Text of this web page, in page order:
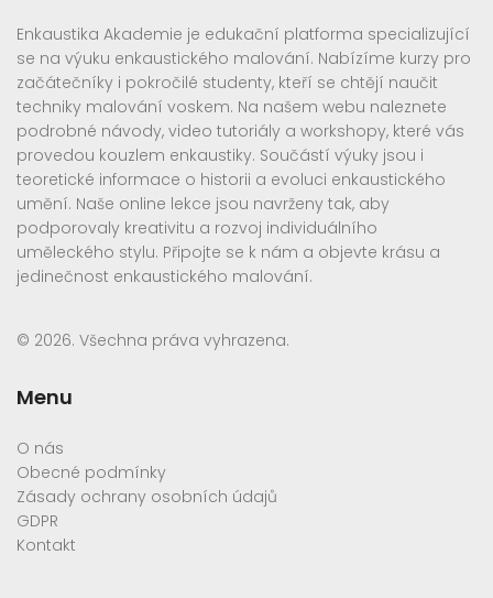
Enkaustika Akademie je edukační platforma specializující
se na výuku enkaustického malování. Nabízíme kurzy pro
začátečníky i pokročilé studenty, kteří se chtějí naučit
techniky malování voskem. Na našem webu naleznete
podrobné návody, video tutoriály a workshopy, které vás
provedou kouzlem enkaustiky. Součástí výuky jsou i
teoretické informace o historii a evoluci enkaustického
umění. Naše online lekce jsou navrženy tak, aby
podporovaly kreativitu a rozvoj individuálního
uměleckého stylu. Připojte se k nám a objevte krásu a
jedinečnost enkaustického malování.
© 2026. Všechna práva vyhrazena.
Menu
O nás
Obecné podmínky
Zásady ochrany osobních údajů
GDPR
Kontakt